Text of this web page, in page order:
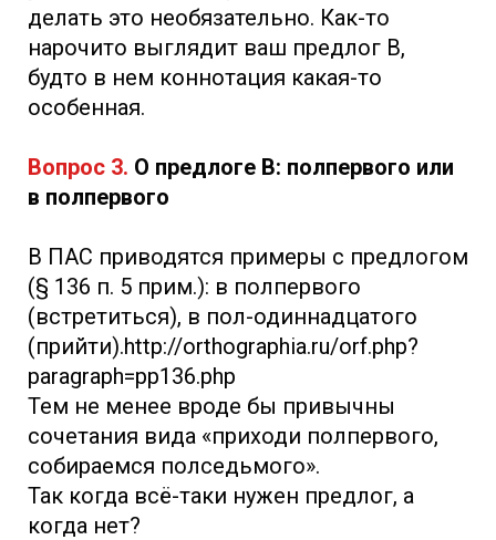
делать это необязательно. Как-то
нарочито выглядит ваш предлог В,
будто в нем коннотация какая-то
особенная.
Вопрос 3. О предлоге В: полпервого или
в полпервого
В ПАС приводятся примеры с предлогом
(§ 136 п. 5 прим.): в полпервого
(встретиться), в пол-одиннадцатого
(прийти).http://orthographia.ru/orf.php?
paragraph=pp136.php
Тем не менее вроде бы привычны
сочетания вида «приходи полпервого,
собираемся полседьмого».
Так когда всё-таки нужен предлог, а
когда нет?